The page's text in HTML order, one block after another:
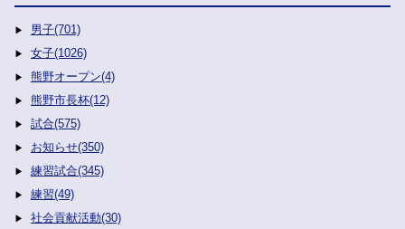
男子(701)
女子(1026)
熊野オープン(4)
熊野市長杯(12)
試合(575)
お知らせ(350)
練習試合(345)
練習(49)
社会貢献活動(30)